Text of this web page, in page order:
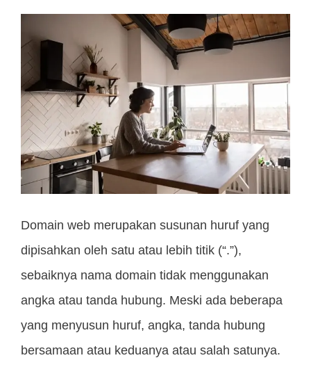
Domain web merupakan susunan huruf yang
dipisahkan oleh satu atau lebih titik (“.”),
sebaiknya nama domain tidak menggunakan
angka atau tanda hubung. Meski ada beberapa
yang menyusun huruf, angka, tanda hubung
bersamaan atau keduanya atau salah satunya.